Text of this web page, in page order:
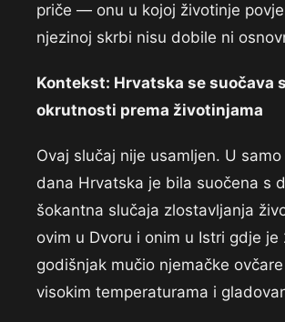
priče — onu u kojoj životinje
njezinoj skrbi nisu dobile ni
Kontekst: Hrvatska se suočava
okrutnosti prema životinjama
Ovaj slučaj nije usamljen. U
dana Hrvatska je bila suočena s
šokantna slučaja zlostavljanja
ovim u Dvoru i onim u Istri gdje je
godišnjak mučio njemačke
visokim temperaturama i